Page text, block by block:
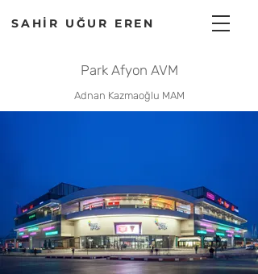
SAHİR UĞUR EREN
Park Afyon AVM
Adnan Kazmaoğlu MAM